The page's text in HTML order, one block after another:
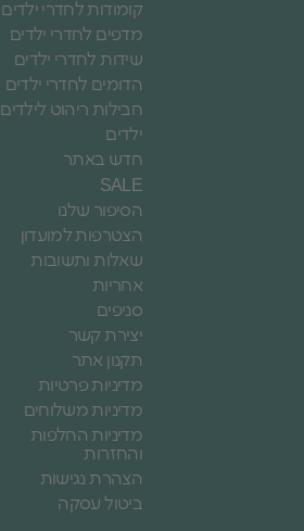
קומודות לחדרי ילדים
מדפים לחדרי ילדים
שידות לחדרי ילדים
הדומים לחדרי ילדים
חבילות ריהוט לילדים
ילדים
חדש באתר
SALE
הסיפור שלנו
הצטרפות למועדון
שאלות ותשובות
אחריות
סניפים
יצירת קשר
תקנון אתר
מדיניות פרטיות
מדיניות משלוחים
מדיניות החלפות
והחזרות
הצהרת נגישות
ביטול עסקה